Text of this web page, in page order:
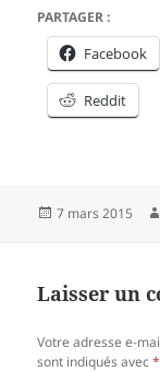
PARTAGER :
Facebook
Reddit
Publié
7 mars 2015
Laisser un
Votre adresse e-
sont indiqués avec*